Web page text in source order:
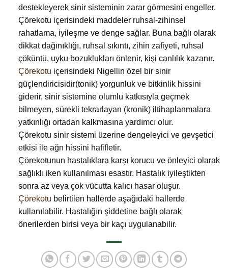
destekleyerek sinir sisteminin zarar görmesini engeller.
Çörekotu içerisindeki maddeler ruhsal-zihinsel
rahatlama, iyileşme ve denge sağlar. Buna bağlı olarak
dikkat dağınıklığı, ruhsal sıkıntı, zihin zafiyeti, ruhsal
çöküntü, uyku bozuklukları önlenir, kişi canlılık kazanır.
Çörekotu içerisindeki Nigellin özel bir sinir
güçlendiricisidir(tonik) yorgunluk ve bitkinlik hissini
giderir, sinir sistemine olumlu katkısıyla geçmek
bilmeyen, sürekli tekrarlayan (kronik) iltihaplanmalara
yatkınlığı ortadan kalkmasına yardımcı olur.
Çörekotu sinir sistemi üzerine dengeleyici ve gevşetici
etkisi ile ağrı hissini hafifletir.
Çörekotunun hastalıklara karşı korucu ve önleyici olarak
sağlıklı iken kullanılması esastır. Hastalık iyileştikten
sonra az veya çok vücutta kalıcı hasar oluşur.
Çörekotu belirtilen hallerde aşağıdaki hallerde
kullanılabilir. Hastalığın şiddetine bağlı olarak
önerilerden birisi veya bir kaçı uygulanabilir.